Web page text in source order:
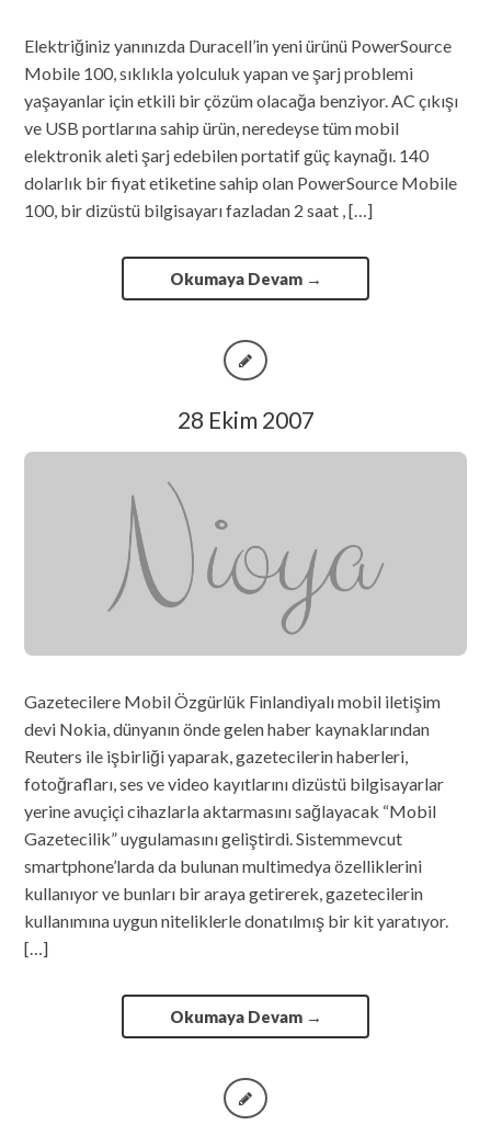
Elektriğiniz yanınızda Duracell’in yeni ürünü PowerSource
Mobile 100, sıklıkla yolculuk yapan ve şarj problemi
yaşayanlar için etkili bir çözüm olacağa benziyor. AC çıkışı
ve USB portlarına sahip ürün, neredeyse tüm mobil
elektronik aleti şarj edebilen portatif güç kaynağı. 140
dolarlık bir fiyat etiketine sahip olan PowerSource Mobile
100, bir dizüstü bilgisayarı fazladan 2 saat , […]
Okumaya Devam →
28 Ekim 2007
Gazetecilere Mobil Özgürlük Finlandiyalı mobil iletişim
devi Nokia, dünyanın önde gelen haber kaynaklarından
Reuters ile işbirliği yaparak, gazetecilerin haberleri,
fotoğrafları, ses ve video kayıtlarını dizüstü bilgisayarlar
yerine avuçiçi cihazlarla aktarmasını sağlayacak “Mobil
Gazetecilik” uygulamasını geliştirdi. Sistemmevcut
smartphone’larda da bulunan multimedya özelliklerini
kullanıyor ve bunları bir araya getirerek, gazetecilerin
kullanımına uygun niteliklerle donatılmış bir kit yaratıyor.
[…]
Okumaya Devam →